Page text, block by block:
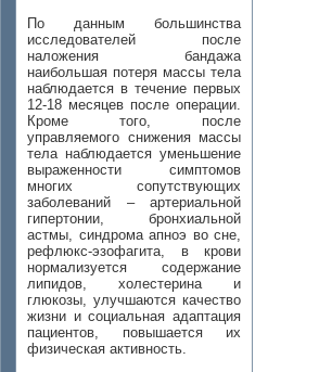
По данным большинства
исследователей после
наложения бандажа
наибольшая потеря массы тела
наблюдается в течение первых
12-18 месяцев после операции.
Кроме того, после
управляемого снижения массы
тела наблюдается уменьшение
выраженности симптомов
многих сопутствующих
заболеваний – артериальной
гипертонии, бронхиальной
астмы, синдрома апноэ во сне,
рефлюкс-эзофагита, в крови
нормализуется содержание
липидов, холестерина и
глюкозы, улучшаются качество
жизни и социальная адаптация
пациентов, повышается их
физическая активность.